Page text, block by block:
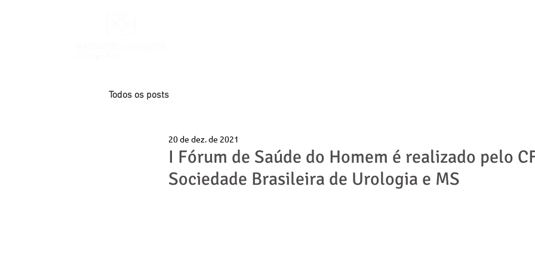
Todos os posts
I Fórum de Saúde do Homem é realizado pelo
Sociedade Brasileira de Urologia e MS
20 de dez. de 2021